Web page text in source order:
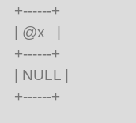
+------+
| @x |
+------+
| NULL |
+------+